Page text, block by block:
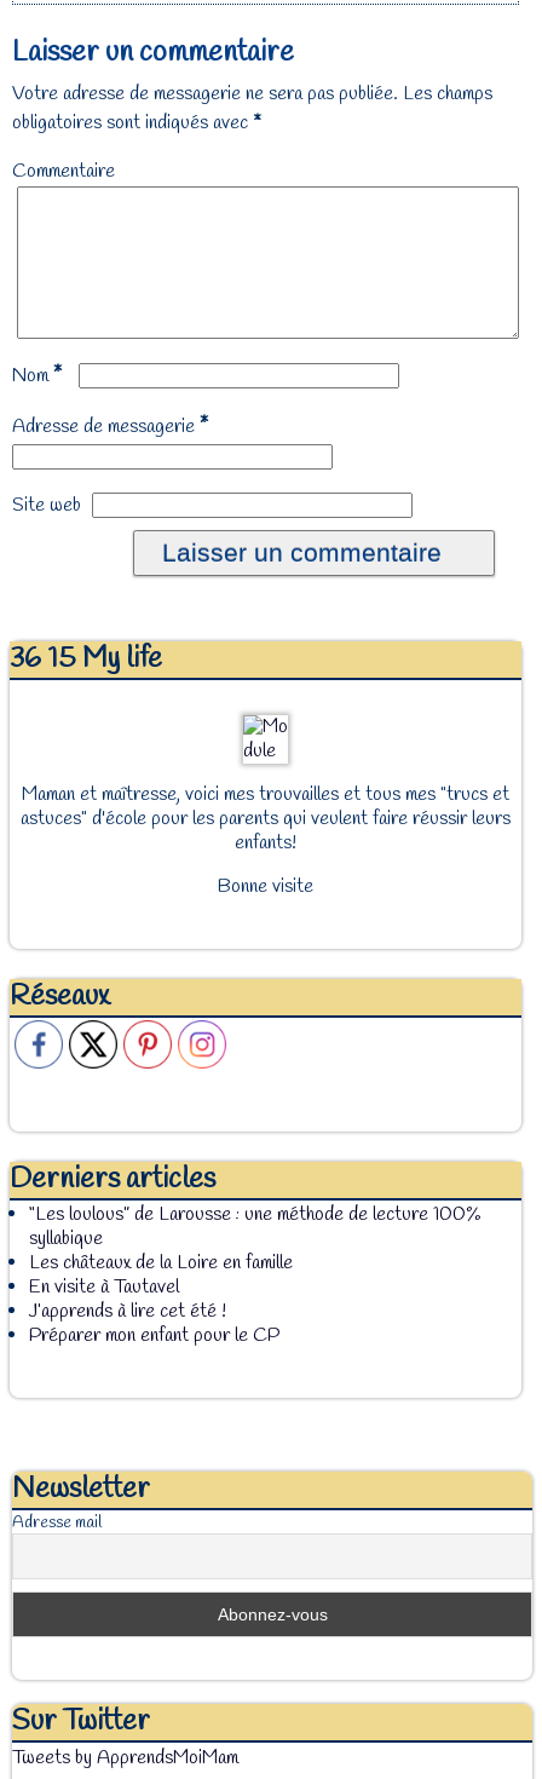
Laisser un commentaire
Votre adresse de messagerie ne sera pas publiée. Les champs
obligatoires sont indiqués avec *
Commentaire
Nom*
Adresse de messagerie*
Site web
36 15 My life
Maman et maîtresse, voici mes trouvailles et tous mes "trucs et
astuces" d'école pour les parents qui veulent faire réussir leurs
enfants!
Bonne visite
Réseaux
Derniers articles
“Les loulous” de Larousse : une méthode de lecture 100%
syllabique
Les châteaux de la Loire en famille
En visite à Tautavel
J’apprends à lire cet été !
Préparer mon enfant pour le CP
Newsletter
Adresse mail
Sur Twitter
Tweets by ApprendsMoiMam